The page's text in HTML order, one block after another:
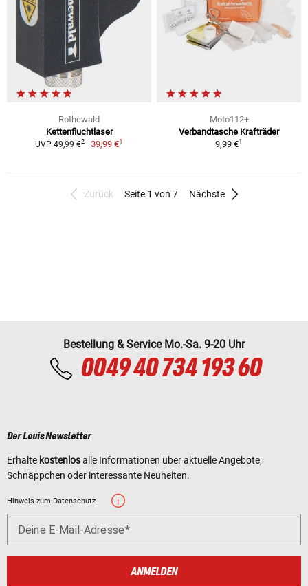
Rothewald
Kettenfluchtlaser
UVP 49,99 €2 39,99 €1
Moto112+
Verbandtasche Krafträder
9,99 €1
Zurück Seite 1 von 7 Nächste
Bestellung & Service Mo.-Sa. 9-20 Uhr
0049 40 734 193 60
Der Louis Newsletter
Erhalte kostenlosalle Informationen über aktuelle Angebote,
Schnäppchen oder interessante Neuheiten.
Hinweis zum Datenschutz
Deine E-Mail-Adresse
ANMELDEN